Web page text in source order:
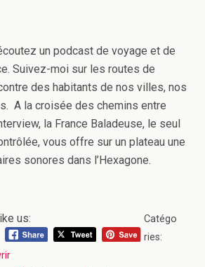
un podcast de voyage et de
Suivez-moi sur les routes de
des habitants de nos villes, nos
A la croisée des chemins entre
la France Baladeuse, le seul
vous offre sur un plateau une
sonores dans l’Hexagone.
us:
Catégo
ries: